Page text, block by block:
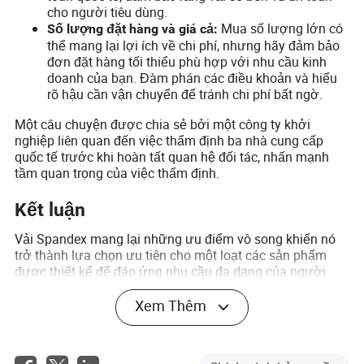
cho người tiêu dùng.
Số lượng đặt hàng và giá cả: Mua số lượng lớn có
thể mang lại lợi ích về chi phí, nhưng hãy đảm bảo
đơn đặt hàng tối thiểu phù hợp với nhu cầu kinh
doanh của bạn. Đàm phán các điều khoản và hiểu
rõ hậu cần vận chuyển để tránh chi phí bất ngờ.
Một câu chuyện được chia sẻ bởi một công ty khởi
nghiệp liên quan đến việc thẩm định ba nhà cung cấp
quốc tế trước khi hoàn tất quan hệ đối tác, nhấn mạnh
tầm quan trọng của việc thẩm định.
Kết luận
Vải Spandex mang lại những ưu điểm vô song khiến nó
trở thành lựa chọn ưu tiên cho một loạt các sản phẩm
được thiết kế để đáp ứng nhu cầu đa dạng của người
dùng. Cho dù đó là độ đàn hồi phi thường, độ bền hay sự
thoải mái, Spandex vẫn là thành phần không thể thiếu
trong việc tạo ra các loại quần áo phù hợp với nhu cầu sử
tận dụng đúng loại Spandex và tuân theo các phương
Xem Thêm